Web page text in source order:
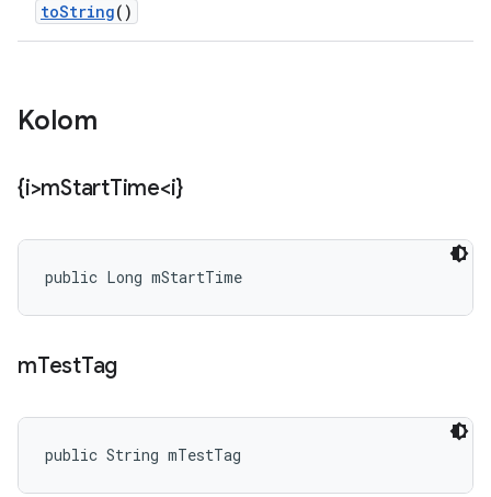
toString()
Kolom
{i>mStartTime<i}
public Long mStartTime
mTestTag
public String mTestTag